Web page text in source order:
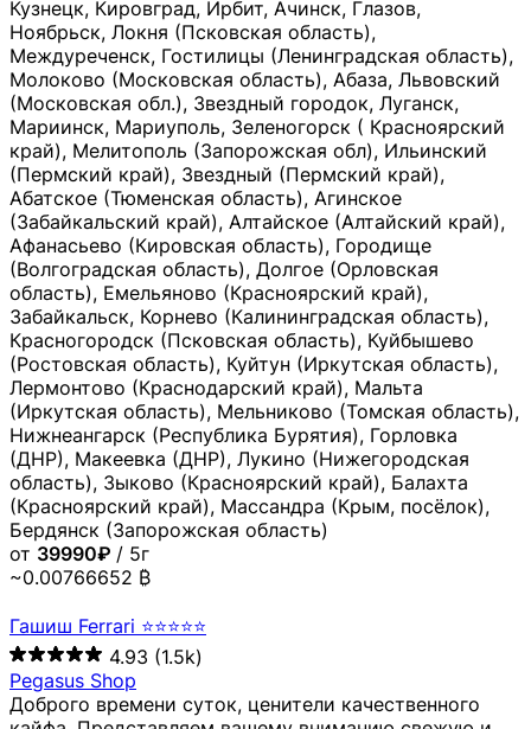
Кузнецк, Кировград, Ирбит, Ачинск, Глазов,
Ноябрьск, Локня (Псковская область),
Междуреченск, Гостилицы (Ленинградская область),
Молоково (Московская область), Абаза, Львовский
(Московская обл.), Звездный городок, Луганск,
Мариинск, Мариуполь, Зеленогорск ( Красноярский
край), Мелитополь (Запорожская обл), Ильинский
(Пермский край), Звездный (Пермский край),
Абатское (Тюменская область), Агинское
(Забайкальский край), Алтайское (Алтайский край),
Афанасьево (Кировская область), Городище
(Волгоградская область), Долгое (Орловская
область), Емельяново (Красноярский край),
Забайкальск, Корнево (Калининградская область),
Красногородск (Псковская область), Куйбышево
(Ростовская область), Куйтун (Иркутская область),
Лермонтово (Краснодарский край), Мальта
(Иркутская область), Мельниково (Томская область),
Нижнеангарск (Республика Бурятия), Горловка
(ДНР), Макеевка (ДНР), Лукино (Нижегородская
область), Зыково (Красноярский край), Балахта
(Красноярский край), Массандра (Крым, посёлок),
Бердянск (Запорожская область)
от 39990₽ / 5г
~0.00766652 ₿
Гашиш Ferrari ⭐⭐⭐⭐⭐
4.93 (1.5k)
Pegasus Shop
Доброго времени суток, ценители качественного